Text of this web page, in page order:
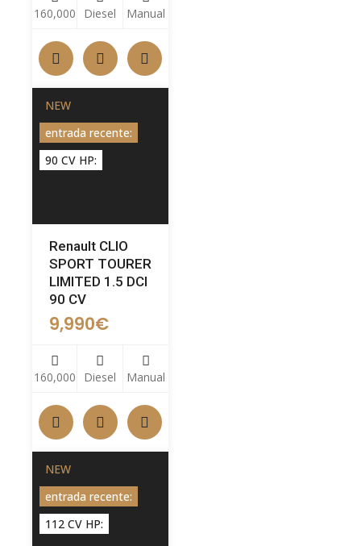
160,000 Diesel Manual
NEW
entrada recente:
90 CV HP:
Renault CLIO
SPORT TOURER
LIMITED 1.5 DCI
90 CV
9,990€
160,000 Diesel Manual
NEW
entrada recente:
112 CV HP: